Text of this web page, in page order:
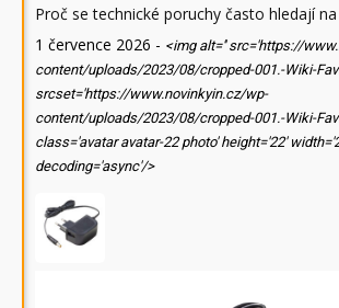
Proč se technické poruchy často hledají
1 července 2026 - <img alt='' src='https://
content/uploads/2023/08/cropped-001.-Wiki-
srcset='https://www.novinkyin.cz/wp-
content/uploads/2023/08/cropped-001.-Wiki-
class='avatar avatar-22 photo' height='22'
decoding='async'/>